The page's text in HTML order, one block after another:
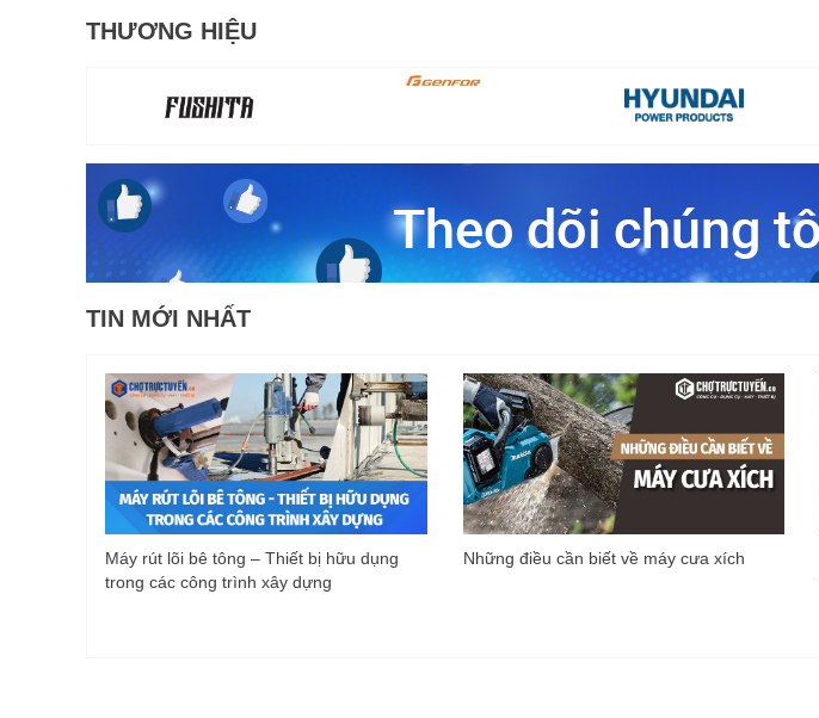
THƯƠNG HIỆU
TIN MỚI NHẤT
Máy rút lõi bê tông – Thiết bị hữu dụng
trong các công trình xây dựng
Những điều cần biết về máy cưa xích